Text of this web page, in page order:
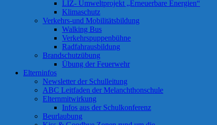
LIZ- Umweltprojekt „Erneuerbare Energien“
Klimaschutz
Verkehrs-und Mobilitätsbildung
Walking Bus
Verkehrspuppenbühne
Radfahrausbildung
Brandschutzübung
Übung der Feuerwehr
Elterninfos
Newsletter der Schulleitung
ABC Leitfaden der Melanchthonschule
Elternmitwirkung
Infos aus der Schulkonferenz
Beurlaubung